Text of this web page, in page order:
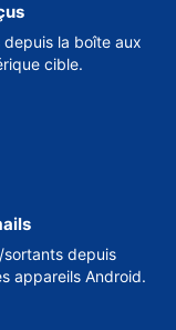
la boîte aux
cible.
depuis
appareils Android.